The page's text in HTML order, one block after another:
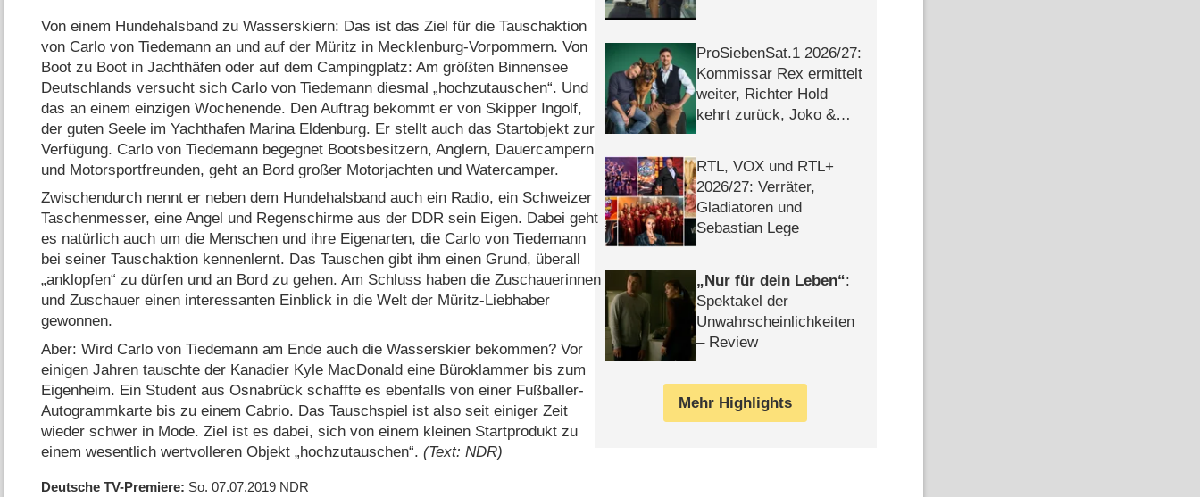
Von einem Hundehalsband zu Wasserskiern: Das ist das Ziel für die Tauschaktion
von Carlo von Tiedemann an und auf der Müritz in Mecklenburg-Vorpommern. Von
Boot zu Boot in Jachthäfen oder auf dem Campingplatz: Am größten Binnensee
Deutschlands versucht sich Carlo von Tiedemann diesmal „hochzutauschen“. Und
das an einem einzigen Wochenende. Den Auftrag bekommt er von Skipper Ingolf,
der guten Seele im Yachthafen Marina Eldenburg. Er stellt auch das Startobjekt zur
Verfügung. Carlo von Tiedemann begegnet Bootsbesitzern, Anglern, Dauercampern
und Motorsportfreunden, geht an Bord großer Motorjachten und Watercamper.
Zwischendurch nennt er neben dem Hundehalsband auch ein Radio, ein Schweizer
Taschenmesser, eine Angel und Regenschirme aus der DDR sein Eigen. Dabei geht
es natürlich auch um die Menschen und ihre Eigenarten, die Carlo von Tiedemann
bei seiner Tauschaktion kennenlernt. Das Tauschen gibt ihm einen Grund, überall
„anklopfen“ zu dürfen und an Bord zu gehen. Am Schluss haben die Zuschauerinnen
und Zuschauer einen interessanten Einblick in die Welt der Müritz-Liebhaber
gewonnen.
Aber: Wird Carlo von Tiedemann am Ende auch die Wasserskier bekommen? Vor
einigen Jahren tauschte der Kanadier Kyle MacDonald eine Büroklammer bis zum
Eigenheim. Ein Student aus Osnabrück schaffte es ebenfalls von einer Fußballer-
Autogrammkarte bis zu einem Cabrio. Das Tauschspiel ist also seit einiger Zeit
wieder schwer in Mode. Ziel ist es dabei, sich von einem kleinen Startprodukt zu
einem wesentlich wertvolleren Objekt „hochzutauschen“.(Text: NDR)
Deutsche TV-Premiere So. 07.07.2019 NDR
ProSiebenSat.1 2026/​27:
Kommissar Rex ermittelt
weiter, Richter Hold
kehrt zurück, Joko &
RTL, VOX und RTL+
2026/​27: Verräter,
Gladiatoren und
Sebastian Lege
Nur für dein Leben :
Spektakel der
Unwahrscheinlichkeiten
– Review
Mehr Highlights